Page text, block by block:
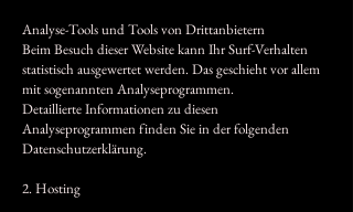
Analyse-Tools und Tools von Dritt­anbietern
Beim Besuch dieser Website kann Ihr Surf-Verhalten
statistisch ausgewertet werden. Das geschieht vor allem
mit sogenannten Analyseprogrammen.
Detaillierte Informationen zu diesen
Analyseprogrammen finden Sie in der folgenden
Datenschutzerklärung.
2. Hosting